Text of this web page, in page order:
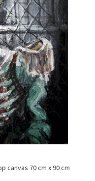
canvas 70 cm x 90 cm